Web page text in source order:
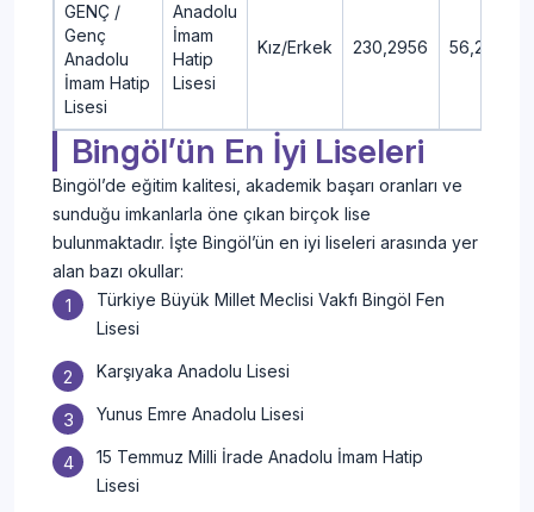
GENÇ /
Genç
Anadolu
İmam Hatip
Lisesi
Anadolu
İmam
Hatip
Lisesi
Kız/Erkek 230,2956 56,23
Bingöl’ün En İyi Liseleri
Bingöl’de eğitim kalitesi, akademik başarı oranları ve
sunduğu imkanlarla öne çıkan birçok lise
bulunmaktadır. İşte Bingöl’ün en iyi liseleri arasında yer
alan bazı okullar:
Türkiye Büyük Millet Meclisi Vakfı Bingöl Fen
Lisesi
Karşıyaka Anadolu Lisesi
Yunus Emre Anadolu Lisesi
15 Temmuz Milli İrade Anadolu İmam Hatip
Lisesi